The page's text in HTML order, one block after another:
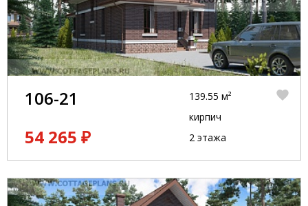
106-21
54 265 ₽
139.55 м²
кирпич
2 этажа